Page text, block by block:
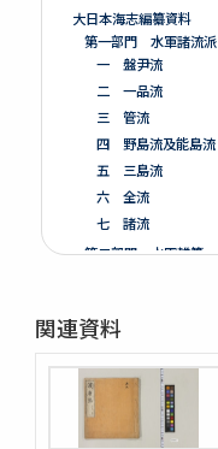
大日本海志編纂資料
第一部門 水軍諸流派
一 盤尹流
二 一品流
三 管流
四 野島流及能島流
五 三島流
六 全流
七 諸流
第二部門 水軍雑纂
二 造船
三 洋式船
第四部門 外交・海防
二 海防
関連資料